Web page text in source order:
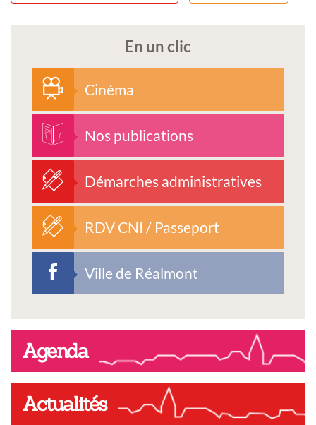
En un clic
Cinéma
Nos publications
Démarches administratives
RDV CNI / Passeport
Ville de Réalmont
Agenda
Actualités